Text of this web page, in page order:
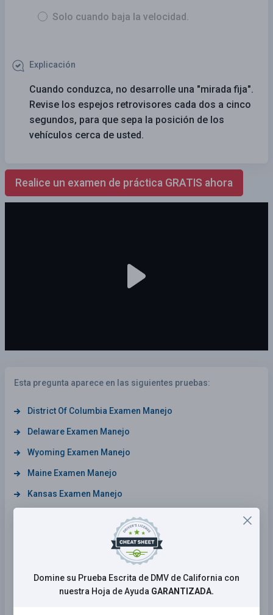
Solo cuando baja la velocidad.
Explicación
Cuando conduzca, no desarrolle una "mirada fija".
Revise los espejos retrovisores cada dos a cinco
segundos, para que sepa la posición de los
vehículos cerca de usted.
Realice un examen de práctica GRATIS ahora
Esta pregunta aparece en las siguientes pruebas:
District Of Columbia Examen Manejo
Delaware Examen Manejo
Wyoming Examen Manejo
Maine Examen Manejo
Kansas Examen Manejo
Tennessee Examen Manejo
Kentucky Examen Manejo
Wisconsin Examen Manejo
Georgia Examen Manejo
Domine su Prueba Escrita de DMV de California con
nuestra Hoja de Ayuda GARANTIZADA.